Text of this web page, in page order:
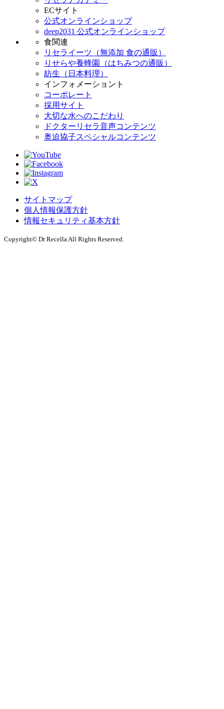
ECサイト
公式オンラインショップ
deep2031 公式オンラインショップ
食関連
リセライーツ（無添加 食の通販）
りせらや養蜂園（はちみつの通販）
紡生（日本料理）
インフォメーショント
コーポレート
採用サイト
大切な水へのこだわり
ドクターリセラ音声コンテンツ
奥迫協子スペシャルコンテンツ
サイトマップ
個人情報保護方針
情報セキュリティ基本方針
Copyright© Dr Recella All Rights Reserved.